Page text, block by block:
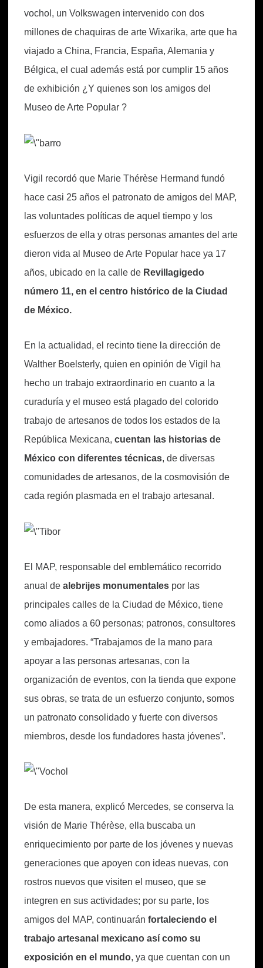
vochol, un Volkswagen intervenido con dos
millones de chaquiras de arte Wixarika, arte que ha
viajado a China, Francia, España, Alemania y
Bélgica, el cual además está por cumplir 15 años
de exhibición ¿Y quienes son los amigos del
Museo de Arte Popular ?
Vigil recordó que Marie Thérèse Hermand fundó
hace casi 25 años el patronato de amigos del MAP,
las voluntades políticas de aquel tiempo y los
esfuerzos de ella y otras personas amantes del arte
dieron vida al Museo de Arte Popular hace ya 17
años, ubicado en la calle de Revillagigedo
número 11, en el centro histórico de la Ciudad
de México.
En la actualidad, el recinto tiene la dirección de
Walther Boelsterly, quien en opinión de Vigil ha
hecho un trabajo extraordinario en cuanto a la
curaduría y el museo está plagado del colorido
trabajo de artesanos de todos los estados de la
República Mexicana, cuentan las historias de
México con diferentes técnicas, de diversas
comunidades de artesanos, de la cosmovisión de
cada región plasmada en el trabajo artesanal.
El MAP, responsable del emblemático recorrido
anual de alebrijes monumentales por las
principales calles de la Ciudad de México, tiene
como aliados a 60 personas; patronos, consultores
y embajadores. “Trabajamos de la mano para
apoyar a las personas artesanas, con la
organización de eventos, con la tienda que expone
sus obras, se trata de un esfuerzo conjunto, somos
un patronato consolidado y fuerte con diversos
miembros, desde los fundadores hasta jóvenes”.
De esta manera, explicó Mercedes, se conserva la
visión de Marie Thérèse, ella buscaba un
enriquecimiento por parte de los jóvenes y nuevas
generaciones que apoyen con ideas nuevas, con
rostros nuevos que visiten el museo, que se
integren en sus actividades; por su parte, los
amigos del MAP, continuarán fortaleciendo el
trabajo artesanal mexicano así como su
exposición en el mundo, ya que cuentan con un